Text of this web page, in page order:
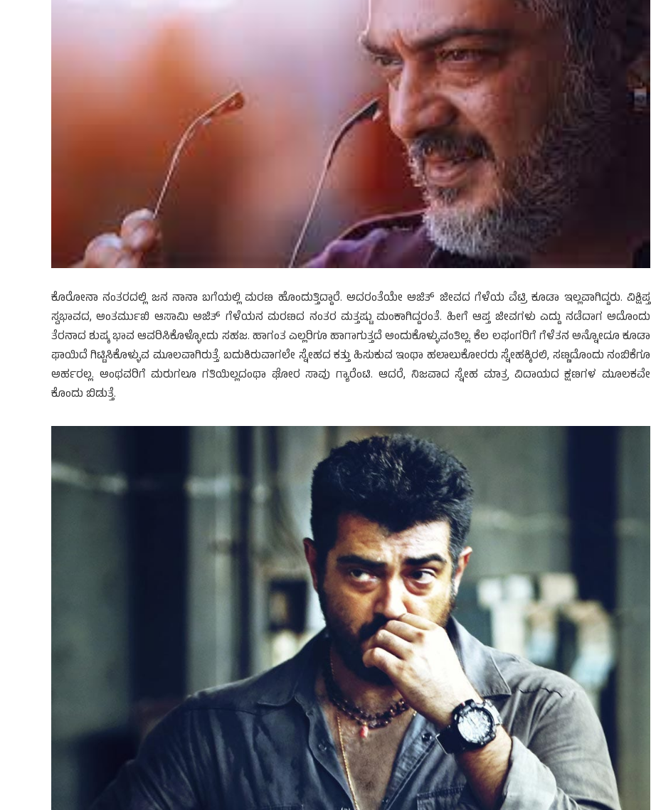
ಕೊರೋನಾ ನಂತರದಲ್ಲಿ ಜನ ನಾನಾ ಬಗೆಯಲ್ಲಿ ಮರಣ ಹೊಂದುತ್ತಿದ್ದಾರೆ. ಅದರಂತೆಯೇ ಅಜಿತ್ ಜೀವದ ಗೆಳೆಯ ವೆಟ್ರಿ ಕೂಡಾ ಇಲ್ಲವಾಗಿದ್ದರು. ವಿಕ್ಷಿಪ್ತ
ಸ್ವಭಾವದ, ಅಂತರ್ಮುಖಿ ಆಸಾಮಿ ಅಜಿತ್ ಗೆಳೆಯನ ಮರಣದ ನಂತರ ಮತ್ತಷ್ಟು ಮಂಕಾಗಿದ್ದರಂತೆ. ಹೀಗೆ ಆಪ್ತ ಜೀವಗಳು ಎದ್ದು ನಡೆದಾಗ ಅದೊಂದು
ತೆರನಾದ ಶುಷ್ಕ ಭಾವ ಆವರಿಸಿಕೊಳ್ಳೋದು ಸಹಜ. ಹಾಗಂತ ಎಲ್ಲರಿಗೂ ಹಾಗಾಗುತ್ತದೆ ಅಂದುಕೊಳ್ಳುವಂತಿಲ್ಲ. ಕೆಲ ಲಫಂಗರಿಗೆ ಗೆಳೆತನ ಅನ್ನೋದೂ ಕೂಡಾ
ಫಾಯಿದೆ ಗಿಟ್ಟಿಸಿಕೊಳ್ಳುವ ಮೂಲವಾಗಿರುತ್ತೆ. ಬದುಕಿರುವಾಗಲೇ ಸ್ನೇಹದ ಕತ್ತು ಹಿಸುಕುವ ಇಂಥಾ ಹಲಾಲುಕೋರರು ಸ್ನೇಹಕ್ಕಿರಲಿ, ಸಣ್ಣದೊಂದು ನಂಬಿಕೆಗೂ
ಅರ್ಹರಲ್ಲ. ಅಂಥವರಿಗೆ ಮರುಗಲೂ ಗತಿಯಿಲ್ಲದಂಥಾ ಘೋರ ಸಾವು ಗ್ಯಾರೆಂಟಿ. ಆದರೆ, ನಿಜವಾದ ಸ್ನೇಹ ಮಾತ್ರ ವಿದಾಯದ ಕ್ಷಣಗಳ ಮೂಲಕವೇ
ಕೊಂದು ಬಿಡುತ್ತೆ.